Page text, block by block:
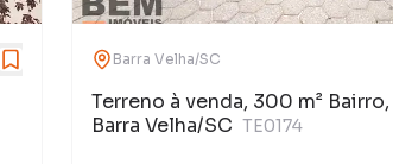
Barra Velha/SC
Terreno à venda, 300 m²
Barra Velha/SC TE0174